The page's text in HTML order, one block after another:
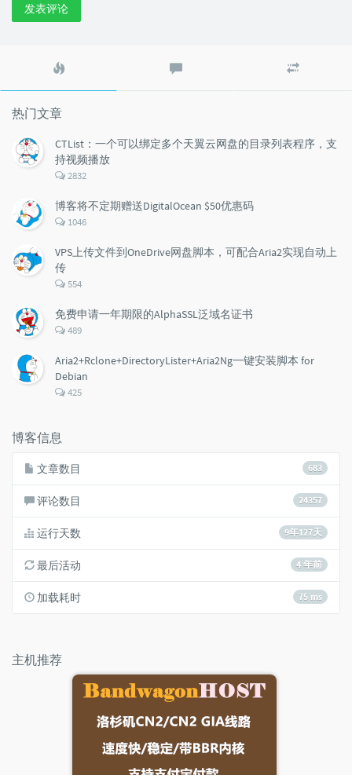
发表评论
文
评
文
热门文章
CTList：一个可以绑定多个天翼云网盘的目录列表程序，支
持视频播放
评
数：
2832
博客将不定期赠送DigitalOcean $50优惠码
评
数：
1046
VPS上传文件到OneDrive网盘脚本，可配合Aria2实现自动上
传
评
数：
554
免费申请一年期限的AlphaSSL泛域名证书
评
数：
489
Aria2+Rclone+DirectoryLister+Aria2Ng一键安装脚本 for
Debian
评
425
博客信息
683
文章数目
24357
评论数目
9年127天
运行天数
4 年前
最后活动
75 ms
加载耗时
主机推荐